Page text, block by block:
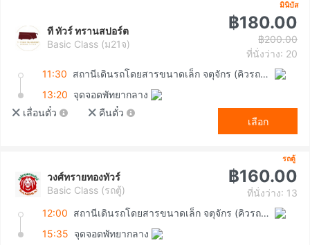
มินิบัส
ที ทัวร์ ทรานสปอร์ต
Basic Class (ม21จ)
฿180.00
฿200.00
ที่นั่งว่าง: 20
11:30
สถานีเดินรถโดยสารขนาดเล็ก จตุจักร (คิวรถตู้หมอชิต 2)
13:20 จุดจอดพัทยากลาง
เลื่อนตั๋ว
คืนตั๋ว
เลือก
รถตู้
วงศ์ทรายทองทัวร์
Basic Class (รถตู้)
฿160.00
ที่นั่งว่าง: 13
12:00
สถานีเดินรถโดยสารขนาดเล็ก จตุจักร (คิวรถตู้หมอชิต 2)
15:35 จุดจอดพัทยากลาง